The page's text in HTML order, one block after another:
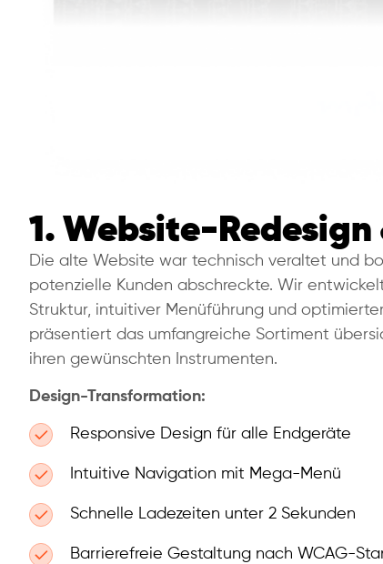
1. Website-Redesign
Die alte Website war technisch veraltet und
potenzielle Kunden abschreckte. Wir
Struktur, intuitiver Menüführung und
präsentiert das umfangreiche Sortiment
ihren gewünschten Instrumenten.
Design-Transformation:
Responsive Design für alle Endgeräte
Intuitive Navigation mit Mega-Menü
Schnelle Ladezeiten unter 2 Sekunden
Barrierefreie Gestaltung nach WCAG-